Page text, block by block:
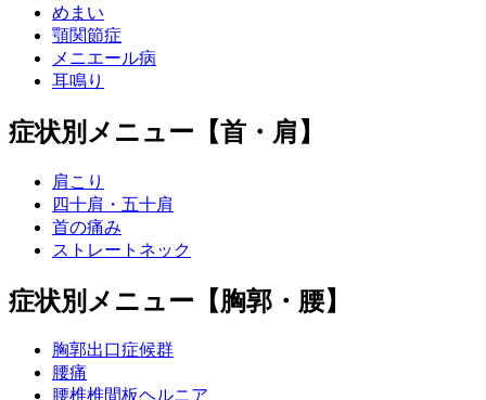
めまい
顎関節症
メニエール病
耳鳴り
症状別メニュー【首・肩】
肩こり
四十肩・五十肩
首の痛み
ストレートネック
症状別メニュー【胸郭・腰】
胸郭出口症候群
腰痛
腰椎椎間板ヘルニア